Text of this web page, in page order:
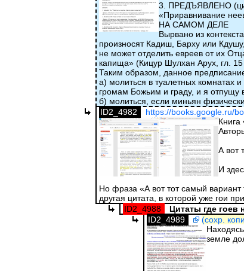
3. ПРЕДЪЯВЛЕНО
«Приравнивание
НА САМОМ ДЕЛЕ
Вырвано из
произносят Кадиш, Барху или
не может отделить евреев от их
капища» (Кицур Шулхан Арух, гл.
Таким образом, данное
а) молиться в туалетных комнатах
громам Божьим и граду, и я отпущу
б) молиться, если миньян
ID2_4982
https://books.google.ru/
Книга
А вот
И
Но фраза «А вот тот самый вариант
другая цитата, в которой уже гои
ID2_4988
Цитаты где гоев
ID2_4989
(сохр.
земле